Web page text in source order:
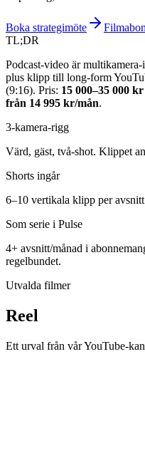
Boka strategimöte
TL;DR
Podcast-video är
plus klipp till long-form
(9:16). Pris: 15 000–35 000 kr
från 14 995 kr/mån.
3-kamera-rigg
Värd, gäst, två-shot. Klippet
Shorts ingår
6–10 vertikala klipp per
Som serie i Pulse
4+ avsnitt/månad i
regelbundet.
Utvalda filmer
Reel
Ett urval från vår YouTube-